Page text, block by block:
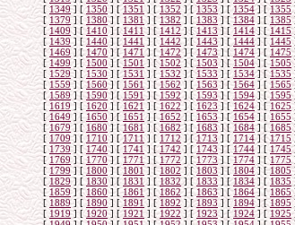
[ 1349] [ 1350 ] [1351 ] [1352 ] [1353 ] [ 1354] [1355
[ 1379] [1380] [ 1381 ] [1382 ] [1383 ] [1384 ] [1385
[1409] [1410] [1411] [1412] [1413] [ 1414] [1415
[ 1439] [1440 ] [ 1441 ] [1442] [1443] [ 1444] [ 1445
[1469 ] [ 1470 ] [ 1471 ] [1472] [ 1473] [ 1474 ] [ 1475
[ 1499] [ 1500 ] [1501] [1502 ] [1503 ] [ 1504] [1505
[ 1529] [ 1530] [1531 ] [1532 ] [1533 ] [ 1534] [1535
[1559 ] [1560] [ 1561 ] [1562] [1563] [1564 ] [1565
[1589 ] [ 1590] [1591] [1592] [1593 ] [ 1594] [1595
[ 1619 ] [1620 ] [ 1621 ] [1622 ] [1623] [1624] [1625
[1649 ] [ 1650 ] [ 1651 ] [1652] [ 1653] [1654 ] [ 1655
[1679] [1680 ] [1681 ] [1682] [1683] [1684] [1685
[ 1709] [ 1710] [1711 ] [ 1712 ] [1713 ] [ 1714] [1715
[1739] [1740] [ 1741 ] [1742 ] [ 1743] [ 1744 ] [1745
[ 1769 ] [ 1770] [ 1771] [ 1772 ] [1773 ] [1774 ] [1775
[ 1799] [ 1800 ] [1801 ] [1802] [1803 ] [ 1804] [1805
[1829] [ 1830] [ 1831 ] [1832] [1833 ] [1834] [ 1835
[1859 ] [1860 ] [1861 ] [1862] [ 1863] [1864] [1865
[ 1889] [ 1890] [1891] [1892 ] [1893 ] [ 1894] [1895
[ 1919] [1920] [1921 ] [1922 ] [ 1923] [ 1924] [ 1925